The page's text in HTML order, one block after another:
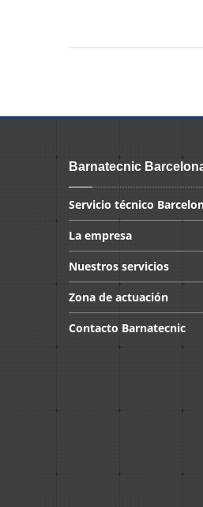
Barnatecnic
Servicio técnico
La empresa
Nuestros servicios
Zona de actuación
Contacto Barnatecnic